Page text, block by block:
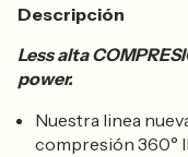
Descripción
Less alta
power.
Nuestra linea
compresión 360°